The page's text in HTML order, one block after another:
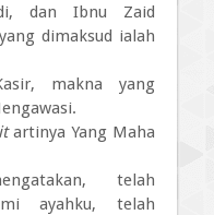
dan Ibnu Zaid
dimaksud ialah
makna yang
artinya Yang Maha
telah
ayahku, telah